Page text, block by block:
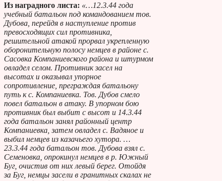
Из наградного листа: «…12.3.44 года
учебный батальон под командованием тов.
Дубова, перейдя в наступление против
превосходящих сил противника,
решительной атакой прорвал укрепленную
оборонительную полосу немцев в районе с.
Сасовка Компаниевского района и штурмом
овладел селом. Противник засел на
высотах и оказывал упорное
сопротивление, преграждая батальону
путь к с. Компаниевка. Тов. Дубов смело
повел батальон в атаку. В упорном бою
противник был выбит с высот и 14.3.44
года батальон занял районный центр
Компаниевка, затем овладел с. Вадяное и
выбил немцев из казачьего хутора. …
23.3.44 года батальон тов. Дубова взял с.
Семеновка, опрокинул немцев в р. Южный
Буг, очистив от них левый берег. Отойдя
за Буг, немцы засели в гранитных скалах не